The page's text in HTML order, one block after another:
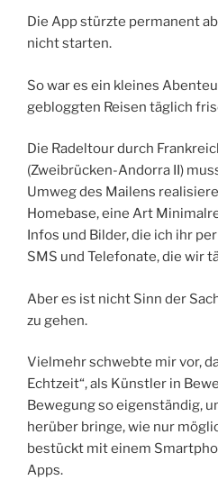
Die App stürzte permanent
nicht starten.
So war es ein kleines
gebloggten Reisen täglich
Die Radeltour durch
(Zweibrücken-Andorra II)
Umweg des Mailens
Homebase, eine Art
Infos und Bilder, die ich ihr
SMS und Telefonate, die wir
Aber es ist nicht Sinn der
zu gehen.
Vielmehr schwebte mir vor,
Echtzeit“, als Künstler in
Bewegung so eigenständig,
herüber bringe, wie nur
bestückt mit einem
Apps.